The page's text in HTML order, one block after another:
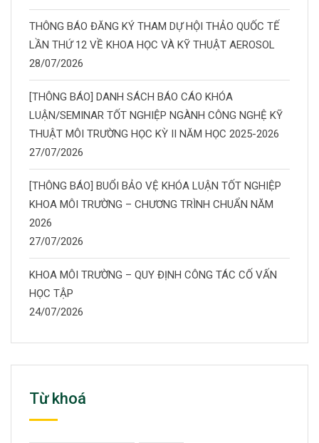
THÔNG BÁO ĐĂNG KÝ THAM DỰ HỘI THẢO QUỐC TẾ
LẦN THỨ 12 VỀ KHOA HỌC VÀ KỸ THUẬT AEROSOL
28/07/2026
[THÔNG BÁO] DANH SÁCH BÁO CÁO KHÓA
LUẬN/SEMINAR TỐT NGHIỆP NGÀNH CÔNG NGHỆ KỸ
THUẬT MÔI TRƯỜNG HỌC KỲ II NĂM HỌC 2025-2026
27/07/2026
[THÔNG BÁO] BUỔI BẢO VỆ KHÓA LUẬN TỐT NGHIỆP
KHOA MÔI TRƯỜNG – CHƯƠNG TRÌNH CHUẨN NĂM
2026
27/07/2026
KHOA MÔI TRƯỜNG – QUY ĐỊNH CÔNG TÁC CỐ VẤN
HỌC TẬP
24/07/2026
Từ khoá